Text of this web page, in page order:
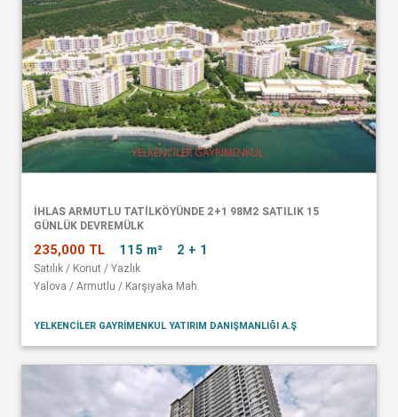
İHLAS ARMUTLU TATİLKÖYÜNDE 2+1 98M2 SATILIK 15
GÜNLÜK DEVREMÜLK
235,000 TL 115 m² 2 + 1
Satılık / Konut / Yazlık
Yalova / Armutlu / Karşıyaka Mah.
YELKENCİLER GAYRİMENKUL YATIRIM DANIŞMANLIĞI A.Ş